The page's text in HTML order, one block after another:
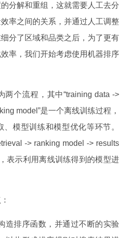
分解和重组，这就需要人工去分
率之间的关系，并通过人工调整
分了区域和品类之后，为了更有
率，我们开始考虑使用机器排序
两个流程，其中“training data ->
model”是一个离线训练过程，
模型训练和模型优化等环节。
-> ranking model -> results
表示利用离线训练得到的模型进
造排序函数，并通过不断的实验